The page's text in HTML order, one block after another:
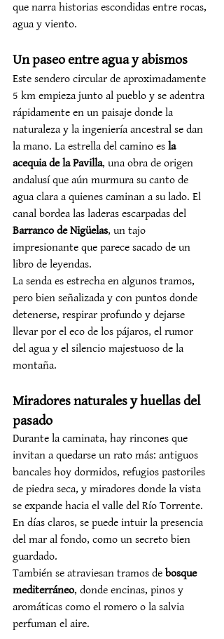
que narra historias escondidas entre rocas,
agua y viento.
Un paseo entre agua y abismos
Este sendero circular de aproximadamente
5 km empieza junto al pueblo y se adentra
rápidamente en un paisaje donde la
naturaleza y la ingeniería ancestral se dan
la mano. La estrella del camino es la
acequia de la Pavilla, una obra de origen
andalusí que aún murmura su canto de
agua clara a quienes caminan a su lado. El
canal bordea las laderas escarpadas del
Barranco de Nigüelas, un tajo
impresionante que parece sacado de un
libro de leyendas.
La senda es estrecha en algunos tramos,
pero bien señalizada y con puntos donde
detenerse, respirar profundo y dejarse
llevar por el eco de los pájaros, el rumor
del agua y el silencio majestuoso de la
montaña.
Miradores naturales y huellas del
pasado
Durante la caminata, hay rincones que
invitan a quedarse un rato más: antiguos
bancales hoy dormidos, refugios pastoriles
de piedra seca, y miradores donde la vista
se expande hacia el valle del Río Torrente.
En días claros, se puede intuir la presencia
del mar al fondo, como un secreto bien
guardado.
También se atraviesan tramos de bosque
mediterráneo, donde encinas, pinos y
aromáticas como el romero o la salvia
perfuman el aire.